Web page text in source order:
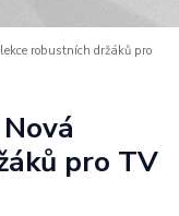
robustních držáků pro
pro TV